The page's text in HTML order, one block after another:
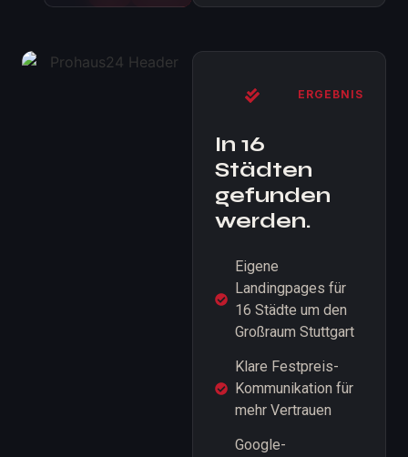
ERGEBNIS
In 16
Städten
gefunden
werden.
Eigene
Landingpages für
16 Städte um den
Großraum Stuttgart
Klare Festpreis-
Kommunikation für
mehr Vertrauen
Google-